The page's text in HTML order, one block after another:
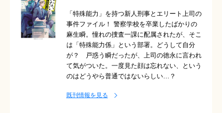
「特殊能力」を持つ新人刑事とエリート上司の
事件ファイル！ 警察学校を卒業したばかりの
麻生瞬。憧れの捜査一課に配属されたが、そこ
は「特殊能力係」という部署。どうして自分
が？ 戸惑う瞬だったが、上司の徳永に言われ
て気がついた。一度見た顔は忘れない、という
のはどうやら普通ではないらしい…？
既刊情報を見る